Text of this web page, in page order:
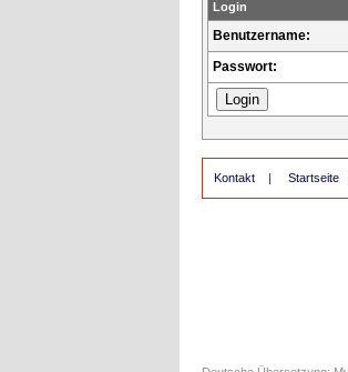
Login
Benutzername:
Passwort:
Kontakt | Startseite